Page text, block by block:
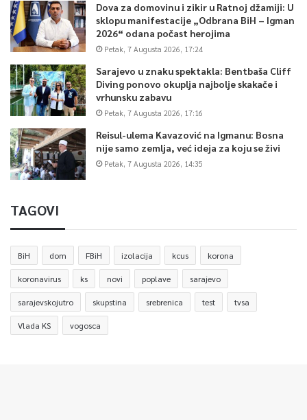
Dova za domovinu i zikir u Ratnoj džamiji: U
sklopu manifestacije „Odbrana BiH – Igman
2026“ odana počast herojima
Petak, 7 Augusta 2026, 17:24
Sarajevo u znaku spektakla: Bentbaša Cliff
Diving ponovo okuplja najbolje skakače i
vrhunsku zabavu
Petak, 7 Augusta 2026, 17:16
Reisul-ulema Kavazović na Igmanu: Bosna
nije samo zemlja, već ideja za koju se živi
Petak, 7 Augusta 2026, 14:35
TAGOVI
BiH dom FBiH izolacija kcus korona
koronavirus ks novi poplave sarajevo
sarajevskojutro skupstina srebrenica test tvsa
Vlada KS vogosca